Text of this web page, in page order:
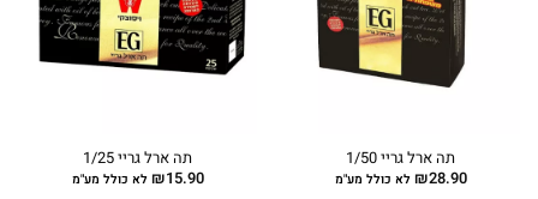
תה ארל גריי 1/50
₪28.90 לא כולל מע"מ
תה ארל גריי 1/25
₪15.90 לא כולל מע"מ